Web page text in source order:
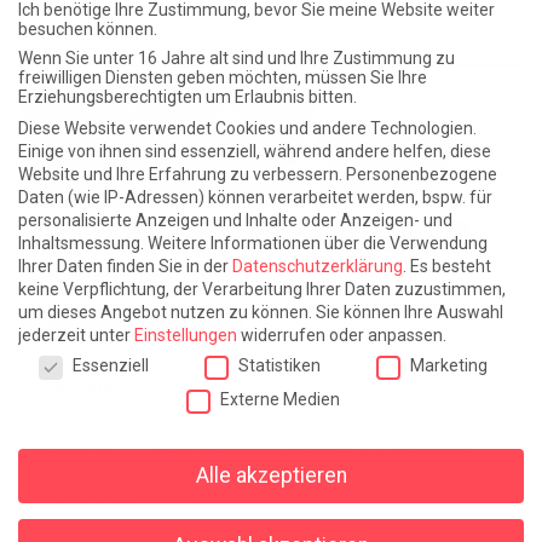
Weite Reisen
Atlantische Turbulenzen DIE ELF
Die Zeit der Ringelblumen ist vorbei Europa im Kopf
Fast am Ziel Frühling in Florenz In der Blase
Leben lernen / Ein Versuch Trinken. Träumen. Trösten.
Triple-Edinburgher mit Ketchup WACHS!
Winterreise (mit Sommern)
Alles sonst
Denkabfall Gereimtes und Ungereimtes Geschichte
Ich benötige Ihre Zustimmung, bevor Sie meine Website weiter
besuchen können.
Wenn Sie unter 16 Jahre alt sind und Ihre Zustimmung zu
freiwilligen Diensten geben möchten, müssen Sie Ihre
Erziehungsberechtigten um Erlaubnis bitten.
Diese Website verwendet Cookies und andere Technologien.
Einige von ihnen sind essenziell, während andere helfen, diese
Website und Ihre Erfahrung zu verbessern. Personenbezogene
Daten (wie IP-Adressen) können verarbeitet werden, bspw. für
personalisierte Anzeigen und Inhalte oder Anzeigen- und
Inhaltsmessung. Weitere Informationen über die Verwendung
Ihrer Daten finden Sie in der Datenschutzerklärung Es besteht
keine Verpflichtung, der Verarbeitung Ihrer Daten zuzustimmen,
um dieses Angebot nutzen zu können. Sie können Ihre Auswahl
jederzeit unter Einstellungen widerrufen oder anpassen.
Datenschutzeinstellungen
Essenziell Statistiken
Marketing
Externe Medien
Alle akzeptieren